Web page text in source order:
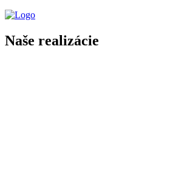
Naše realizácie